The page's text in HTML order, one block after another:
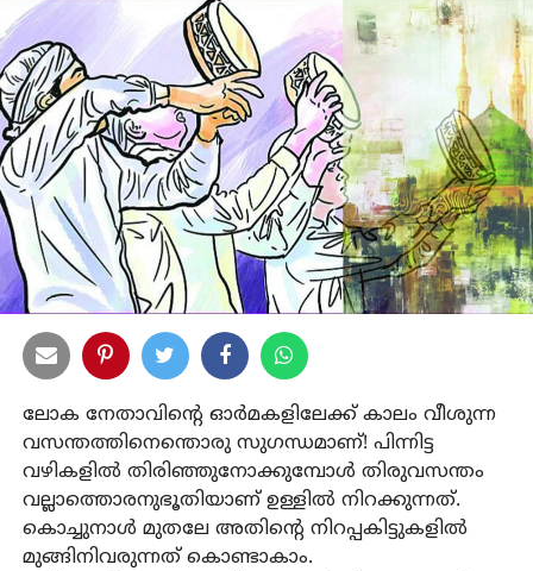
ലോക നേതാവിന്റെ ഓർമകളിലേക്ക് കാലം വീശുന്ന
വസന്തത്തിനെന്തൊരു സുഗന്ധമാണ്! പിന്നിട്ട
വഴികളിൽ തിരിഞ്ഞുനോക്കുമ്പോൾ തിരുവസന്തം
വല്ലാത്തൊരനുഭൂതിയാണ് ഉള്ളിൽ നിറക്കുന്നത്.
കൊച്ചുനാൾ മുതലേ അതിന്റെ നിറപ്പകിട്ടുകളിൽ
മുങ്ങിനിവരുന്നത് കൊണ്ടാകാം.